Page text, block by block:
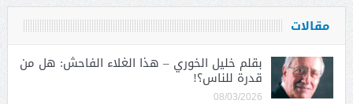
مقالات
بقلم خليل الخوري – هذا الغلاء الفاحش: هل من
قدرة للناس؟!
08/03/2026